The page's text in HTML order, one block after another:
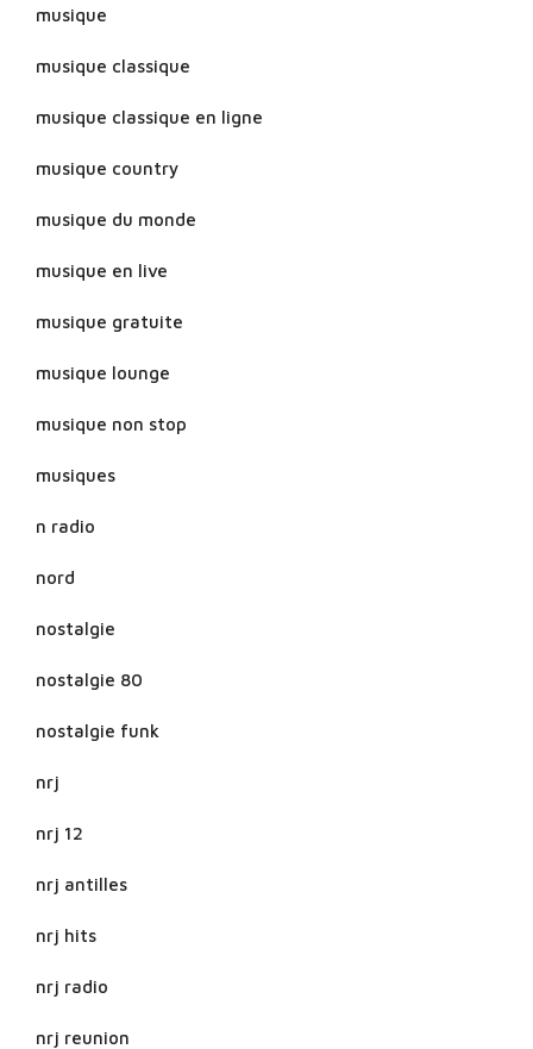
musique
musique classique
musique classique en ligne
musique country
musique du monde
musique en live
musique gratuite
musique lounge
musique non stop
musiques
n radio
nord
nostalgie
nostalgie 80
nostalgie funk
nrj
nrj 12
nrj antilles
nrj hits
nrj radio
nrj reunion